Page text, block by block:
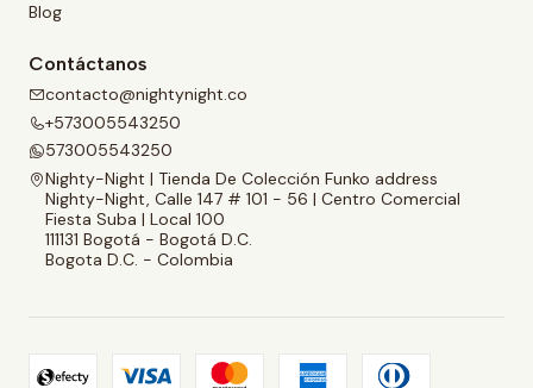
Blog
Contáctanos
contacto@nightynight.co
+573005543250
573005543250
Nighty-Night | Tienda De Colección Funko address
Nighty-Night, Calle 147 # 101 - 56 | Centro Comercial
Fiesta Suba | Local 100
111131 Bogotá - Bogotá D.C.
Bogota D.C. - Colombia